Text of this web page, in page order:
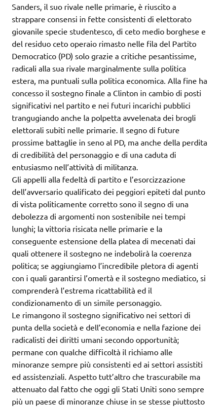
Sanders, il suo rivale nelle primarie, è riuscito a
strappare consensi in fette consistenti di elettorato
giovanile specie studentesco, di ceto medio borghese e
del residuo ceto operaio rimasto nelle fila del Partito
Democratico (PD) solo grazie a critiche pesantissime,
radicali alla sua rivale marginalmente sulla politica
estera, ma puntuali sulla politica economica. Alla fine ha
concesso il sostegno finale a Clinton in cambio di posti
significativi nel partito e nei futuri incarichi pubblici
trangugiando anche la polpetta avvelenata dei brogli
elettorali subiti nelle primarie. Il segno di future
prossime battaglie in seno al PD, ma anche della perdita
di credibilità del personaggio e di una caduta di
entusiasmo nell’attività di militanza.
Gli appelli alla fedeltà di partito e l’esorcizzazione
dell’avversario qualificato dei peggiori epiteti dal punto
di vista politicamente corretto sono il segno di una
debolezza di argomenti non sostenibile nei tempi
lunghi; la vittoria risicata nelle primarie e la
conseguente estensione della platea di mecenati dai
quali ottenere il sostegno ne indebolirà la coerenza
politica; se aggiungiamo l’incredibile pletora di agenti
con i quali garantirsi l’omertà e il sostegno mediatico, si
comprenderà l’estrema ricattabilità ed il
condizionamento di un simile personaggio.
Le rimangono il sostegno significativo nei settori di
punta della società e dell’economia e nella fazione dei
radicalisti dei diritti umani secondo opportunità;
permane con qualche difficoltà il richiamo alle
minoranze sempre più consistenti ed ai settori assistiti
ed assistenziali. Aspetto tutt’altro che trascurabile ma
attenuato dal fatto che oggi gli Stati Uniti sono sempre
più un paese di minoranze chiuse in se stesse piuttosto